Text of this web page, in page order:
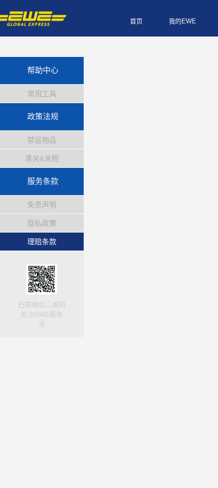
首页 我的EWE
帮助中心
常用工具
政策法规
禁运物品
清关&关税
服务条款
免责声明
隐私政策
理赔条款
扫描微信二维码
关注EWE服务
号